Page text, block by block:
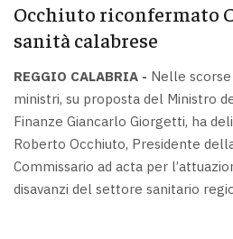
Occhiuto riconfermato
sanità calabrese
REGGIO CALABRIA - Nelle
ministri, su proposta del Ministro
Finanze Giancarlo Giorgetti, ha
Roberto Occhiuto, Presidente
Commissario ad acta per
disavanzi del settore sanitario